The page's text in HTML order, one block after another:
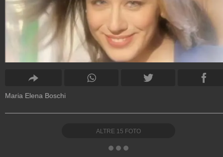
Maria Elena Boschi
ALTRE 15 FOTO